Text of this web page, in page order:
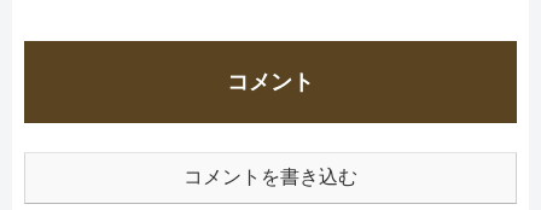
コメント
コメントを書き込む